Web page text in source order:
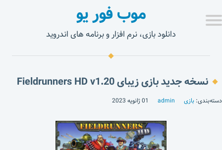
موب فور یو
دانلود بازی، نرم افزار و برنامه های اندروید
نسخه جدید بازی زیبای Fieldrunners HD v1.20
دسته‌بندی: بازی admin 01 ژانویه 2023